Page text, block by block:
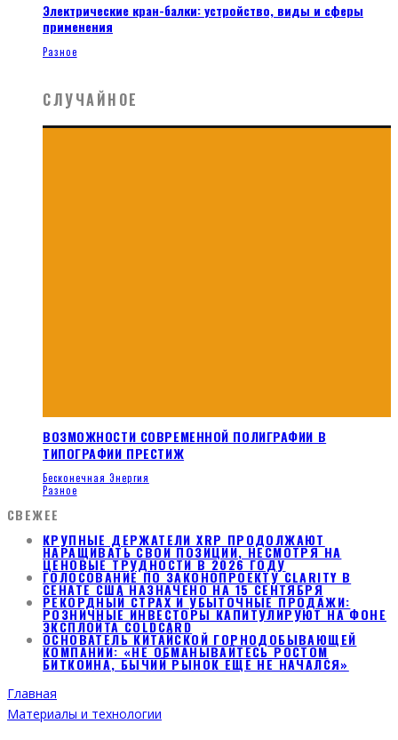
Электрические кран-балки: устройство, виды и сферы
применения
Разное
СЛУЧАЙНОЕ
ВОЗМОЖНОСТИ СОВРЕМЕННОЙ ПОЛИГРАФИИ В
ТИПОГРАФИИ ПРЕСТИЖ
Бесконечная Энергия
Разное
СВЕЖЕЕ
КРУПНЫЕ ДЕРЖАТЕЛИ XRP ПРОДОЛЖАЮТ
НАРАЩИВАТЬ СВОИ ПОЗИЦИИ, НЕСМОТРЯ НА
ЦЕНОВЫЕ ТРУДНОСТИ В 2026 ГОДУ
ГОЛОСОВАНИЕ ПО ЗАКОНОПРОЕКТУ CLARITY В
СЕНАТЕ США НАЗНАЧЕНО НА 15 СЕНТЯБРЯ
РЕКОРДНЫЙ СТРАХ И УБЫТОЧНЫЕ ПРОДАЖИ:
РОЗНИЧНЫЕ ИНВЕСТОРЫ КАПИТУЛИРУЮТ НА ФОНЕ
ЭКСПЛОЙТА COLDCARD
ОСНОВАТЕЛЬ КИТАЙСКОЙ ГОРНОДОБЫВАЮЩЕЙ
КОМПАНИИ: «НЕ ОБМАНЫВАЙТЕСЬ РОСТОМ
БИТКОИНА, БЫЧИЙ РЫНОК ЕЩЕ НЕ НАЧАЛСЯ»
Главная
Материалы и технологии